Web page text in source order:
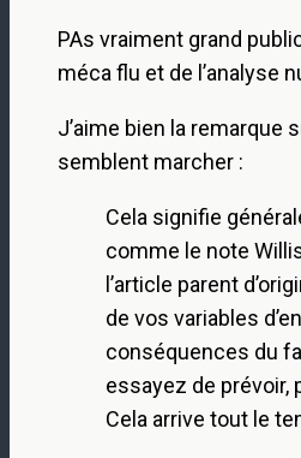
PAs vraiment grand
méca flu et de l’analyse
J’aime bien la remarque
semblent marcher :
Cela signifie
comme le note
l’article parent
de vos variables
conséquences du
essayez de prévoir,
Cela arrive tout le